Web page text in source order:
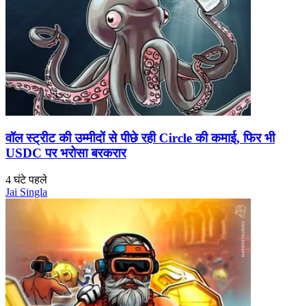
वॉल स्ट्रीट की उम्मीदों से पीछे रही Circle की कमाई, फिर भी
USDC पर भरोसा बरकरार
4 घंटे पहले
Jai Singla